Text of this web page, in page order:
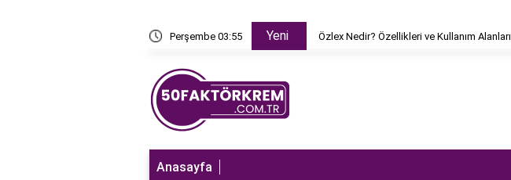
Perşembe 03:55 Yeni Özlex Nedir? Özellikleri ve Kullanım Alanları
Anasayfa